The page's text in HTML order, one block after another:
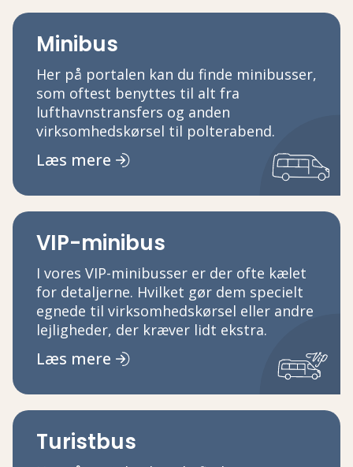
Minibus
Her på portalen kan du finde minibusser,
som oftest benyttes til alt fra
lufthavnstransfers og anden
virksomhedskørsel til polterabend.
Læs mere
VIP-minibus
I vores VIP-minibusser er der ofte kælet
for detaljerne. Hvilket gør dem specielt
egnede til virksomhedskørsel eller andre
lejligheder, der kræver lidt ekstra.
Læs mere
Turistbus